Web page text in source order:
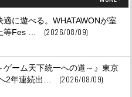
に遊べる。WHATAWONが室
等Fes …
(2026/08/09)
ゲーム天下統一への道～』東京
2年連続出…
(2026/08/09)